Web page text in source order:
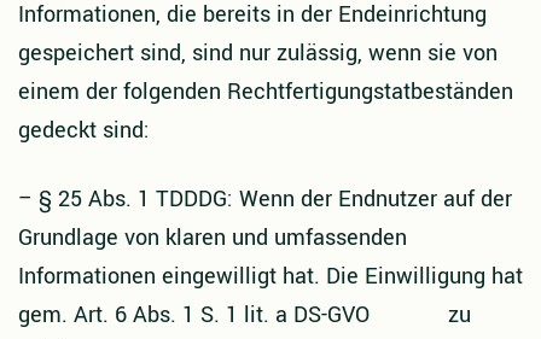
Informationen, die bereits in der Endeinrichtung
gespeichert sind, sind nur zulässig, wenn sie von
einem der folgenden Rechtfertigungstatbeständen
gedeckt sind:
– § 25 Abs. 1 TDDDG: Wenn der Endnutzer auf der
Grundlage von klaren und umfassenden
Informationen eingewilligt hat. Die Einwilligung hat
gem. Art. 6 Abs. 1 S. 1 lit. a DS-GVO zu